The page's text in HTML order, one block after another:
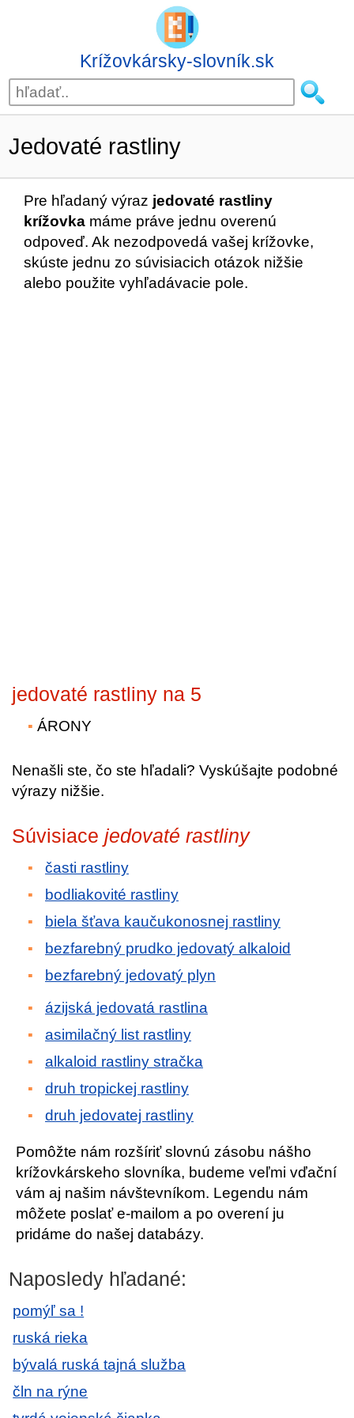
Krížovkársky-slovník.sk
Jedovaté rastliny
Pre hľadaný výraz jedovaté rastliny
krížovka máme práve jednu overenú
odpoveď. Ak nezodpovedá vašej krížovke,
skúste jednu zo súvisiacich otázok nižšie
alebo použite vyhľadávacie pole.
jedovaté rastliny na 5
ÁRONY
Nenašli ste, čo ste hľadali? Vyskúšajte podobné
výrazy nižšie.
Súvisiace jedovaté rastliny
časti rastliny
bodliakovité rastliny
biela šťava kaučukonosnej rastliny
bezfarebný prudko jedovatý alkaloid
bezfarebný jedovatý plyn
ázijská jedovatá rastlina
asimilačný list rastliny
alkaloid rastliny stračka
druh tropickej rastliny
druh jedovatej rastliny
Pomôžte nám rozšíriť slovnú zásobu nášho
krížovkárskeho slovníka, budeme veľmi vďační
vám aj našim návštevníkom. Legendu nám
môžete poslať e-mailom a po overení ju
pridáme do našej databázy.
Naposledy hľadané:
pomýľ sa !
ruská rieka
bývalá ruská tajná služba
čln na rýne